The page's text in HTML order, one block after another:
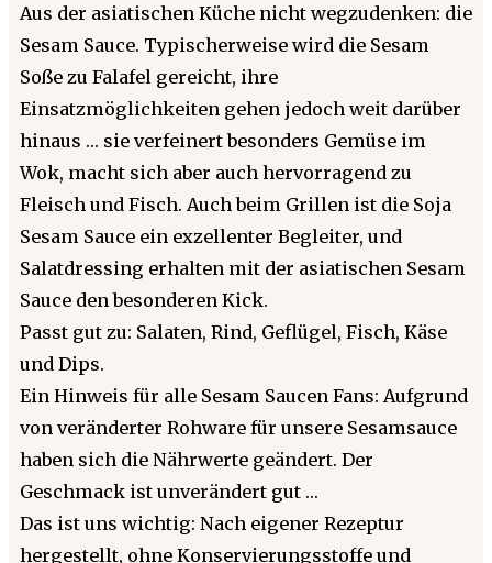
Aus der asiatischen Küche nicht wegzudenken: die
Sesam Sauce. Typischerweise wird die Sesam
Soße zu Falafel gereicht, ihre
Einsatzmöglichkeiten gehen jedoch weit darüber
hinaus … sie verfeinert besonders Gemüse im
Wok, macht sich aber auch hervorragend zu
Fleisch und Fisch. Auch beim Grillen ist die Soja
Sesam Sauce ein exzellenter Begleiter, und
Salatdressing erhalten mit der asiatischen Sesam
Sauce den besonderen Kick.
Passt gut zu: Salaten, Rind, Geflügel, Fisch, Käse
und Dips.
Ein Hinweis für alle Sesam Saucen Fans: Aufgrund
von veränderter Rohware für unsere Sesamsauce
haben sich die Nährwerte geändert. Der
Geschmack ist unverändert gut …
Das ist uns wichtig: Nach eigener Rezeptur
hergestellt, ohne Konservierungsstoffe und